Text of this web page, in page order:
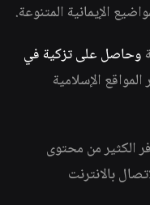
الإيمانية المتنوعة.
وحاصل على تزكية في
الإسلامية
الكثير من محتوى
بالانترنت